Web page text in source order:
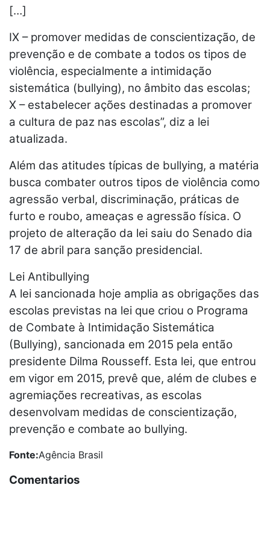
[…]
IX – promover medidas de conscientização, de
prevenção e de combate a todos os tipos de
violência, especialmente a intimidação
sistemática (bullying), no âmbito das escolas;
X – estabelecer ações destinadas a promover
a cultura de paz nas escolas”, diz a lei
atualizada.
Além das atitudes típicas de bullying, a matéria
busca combater outros tipos de violência como
agressão verbal, discriminação, práticas de
furto e roubo, ameaças e agressão física. O
projeto de alteração da lei saiu do Senado dia
17 de abril para sanção presidencial.
Lei Antibullying
A lei sancionada hoje amplia as obrigações das
escolas previstas na lei que criou o Programa
de Combate à Intimidação Sistemática
(Bullying), sancionada em 2015 pela então
presidente Dilma Rousseff. Esta lei, que entrou
em vigor em 2015, prevê que, além de clubes e
agremiações recreativas, as escolas
desenvolvam medidas de conscientização,
prevenção e combate ao bullying.
Fonte:Agência Brasil
Comentarios